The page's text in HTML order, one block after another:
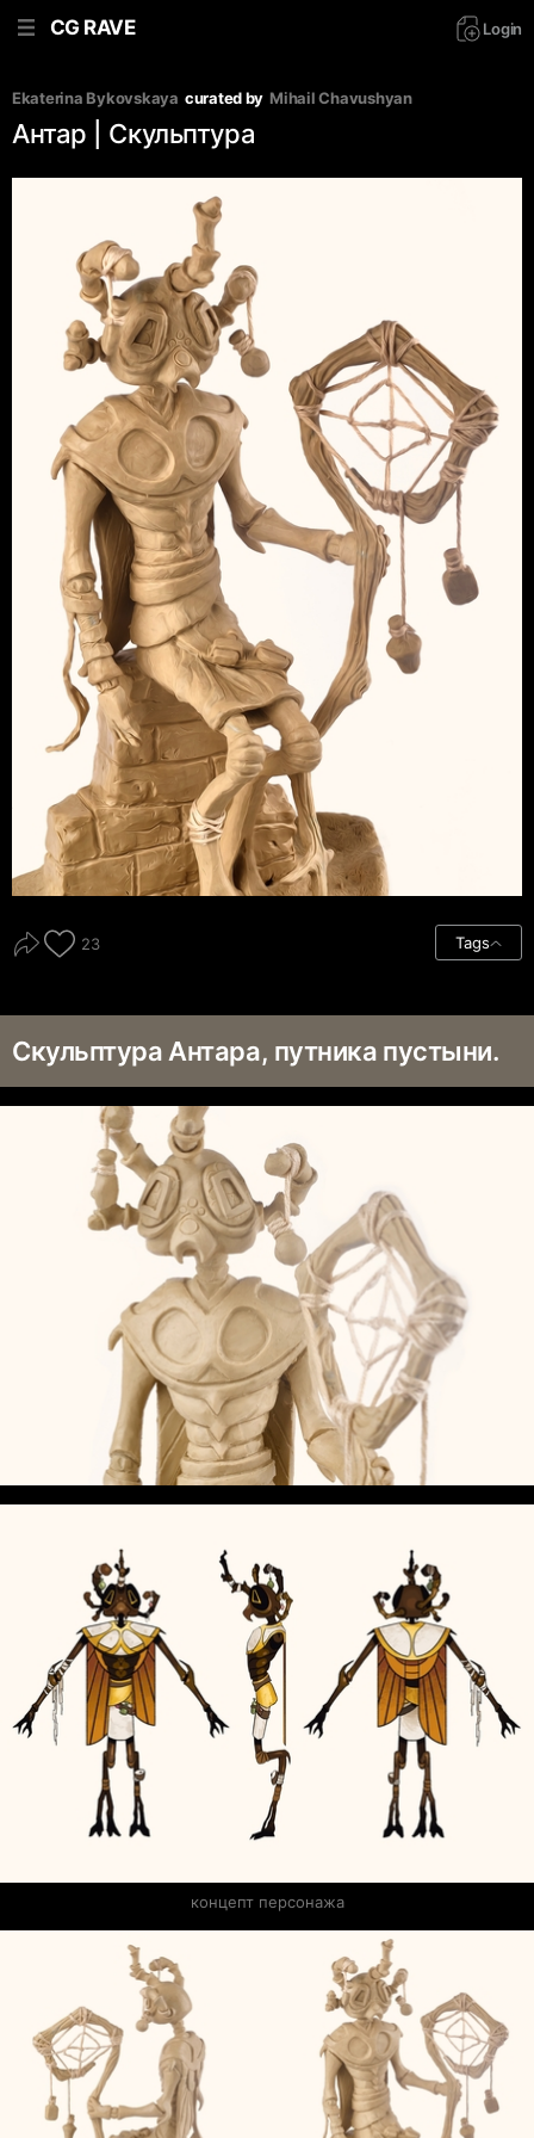
CG RAVE Login
Ekaterina Bykovskaya curated by Mihail Chavushyan
Антар | Скульптура
23 Tags
Скульптура Антара, путника пустыни.
концепт персонажа